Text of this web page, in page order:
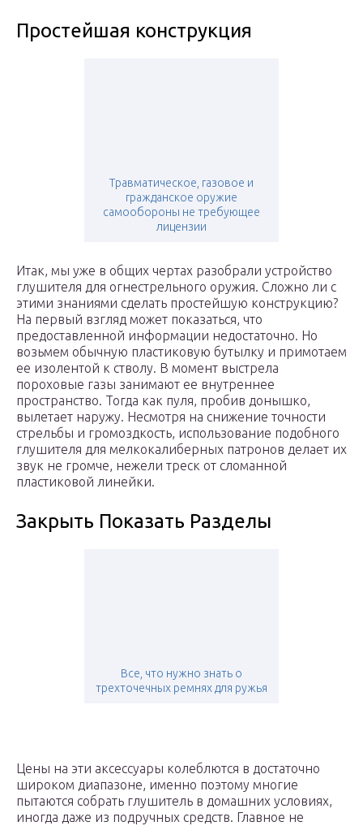
Простейшая конструкция
Травматическое, газовое и
гражданское оружие
самообороны не требующее
лицензии
Итак, мы уже в общих чертах разобрали устройство
глушителя для огнестрельного оружия. Сложно ли с
этими знаниями сделать простейшую конструкцию?
На первый взгляд может показаться, что
предоставленной информации недостаточно. Но
возьмем обычную пластиковую бутылку и примотаем
ее изолентой к стволу. В момент выстрела
пороховые газы занимают ее внутреннее
пространство. Тогда как пуля, пробив донышко,
вылетает наружу. Несмотря на снижение точности
стрельбы и громоздкость, использование подобного
глушителя для мелкокалиберных патронов делает их
звук не громче, нежели треск от сломанной
пластиковой линейки.
Закрыть Показать Разделы
Все, что нужно знать о
трехточечных ремнях для ружья
Цены на эти аксессуары колеблются в достаточно
широком диапазоне, именно поэтому многие
пытаются собрать глушитель в домашних условиях,
иногда даже из подручных средств. Главное не